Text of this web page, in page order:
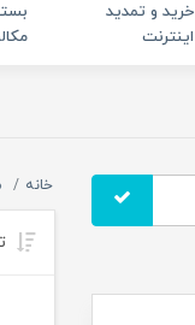
خرید و تمدید
اینترنت
خانه